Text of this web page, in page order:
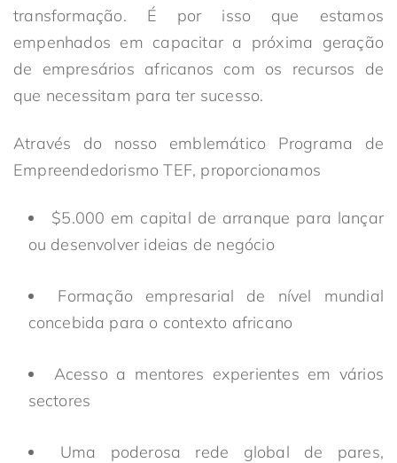
transformação. É por isso que estamos
empenhados em capacitar a próxima geração
de empresários africanos com os recursos de
que necessitam para ter sucesso.
Através do nosso emblemático Programa de
Empreendedorismo TEF, proporcionamos
$5.000 em capital de arranque para lançar
ou desenvolver ideias de negócio
Formação empresarial de nível mundial
concebida para o contexto africano
Acesso a mentores experientes em vários
sectores
Uma poderosa rede global de pares,